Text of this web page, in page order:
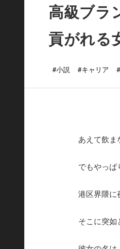
高級ブラ
貢がれる
#小説 #キャリア
あえて飲ま
でもやっぱ
港区界隈に
そこに突如